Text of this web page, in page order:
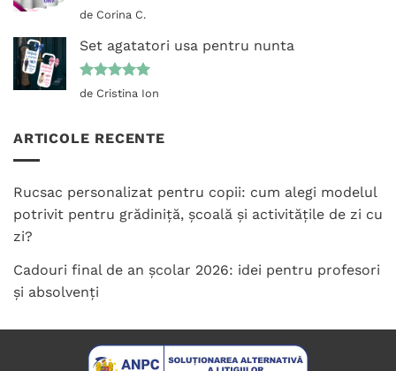
Evaluat la
de Corina C.
Set agatatori usa pentru nunta
Evaluat la
de Cristina Ion
ARTICOLE RECENTE
Rucsac personalizat pentru copii: cum alegi modelul
potrivit pentru grădiniță, școală și activitățile de zi cu
zi?
Cadouri final de an școlar 2026: idei pentru profesori
și absolvenți